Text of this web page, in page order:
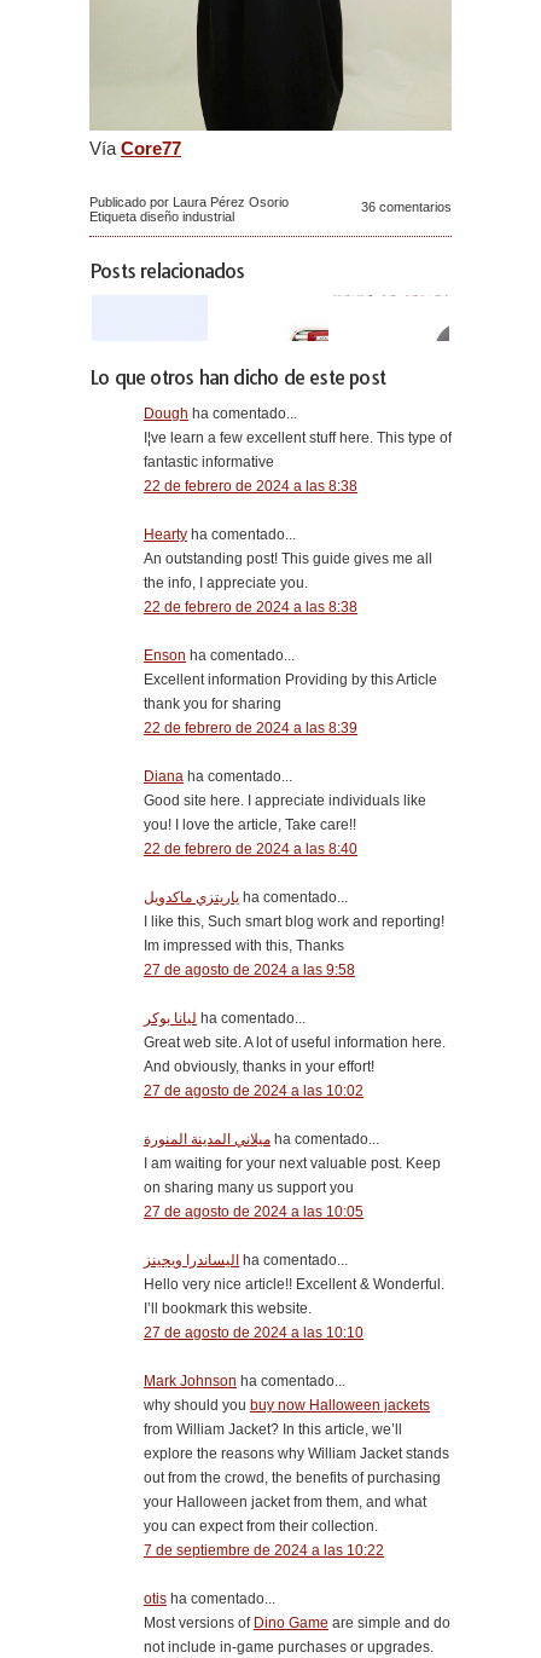
Vía Core77
Publicado por Laura Pérez Osorio
Etiqueta diseño industrial
36 comentarios
Posts relacionados
Lo que otros han dicho de este post
Dough ha comentado...
I¦ve learn a few excellent stuff here. This type of
fantastic informative
22 de febrero de 2024 a las 8:38
Hearty ha comentado...
An outstanding post! This guide gives me all
the info, I appreciate you.
22 de febrero de 2024 a las 8:38
Enson ha comentado...
Excellent information Providing by this Article
thank you for sharing
22 de febrero de 2024 a las 8:39
Diana ha comentado...
Good site here. I appreciate individuals like
you! I love the article, Take care!!
22 de febrero de 2024 a las 8:40
ياريتزي ماكدويل ha comentado...
I like this, Such smart blog work and reporting!
Im impressed with this, Thanks
27 de agosto de 2024 a las 9:58
ليانا بوكر ha comentado...
Great web site. A lot of useful information here.
And obviously, thanks in your effort!
27 de agosto de 2024 a las 10:02
ميلاني المدينة المنورة ha comentado...
I am waiting for your next valuable post. Keep
on sharing many us support you
27 de agosto de 2024 a las 10:05
اليساندرا ويجينز
ha comentado...
Hello very nice article!! Excellent & Wonderful.
I’ll bookmark this website.
27 de agosto de 2024 a las 10:10
Mark Johnson ha comentado...
why should you buy now Halloween jackets
from William Jacket? In this article, we’ll
explore the reasons why William Jacket stands
out from the crowd, the benefits of purchasing
your Halloween jacket from them, and what
you can expect from their collection.
7 de septiembre de 2024 a las 10:22
otis ha comentado...
Most versions of Dino Game are simple and do
not include in-game purchases or upgrades.